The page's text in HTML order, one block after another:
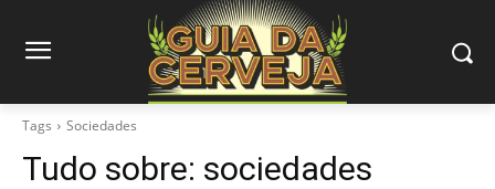
Tags Sociedades
Tudo sobre: sociedades